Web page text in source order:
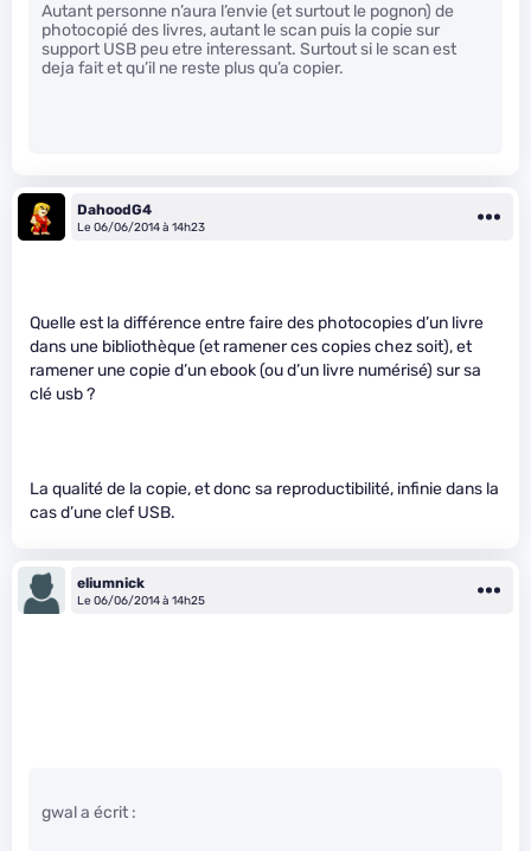
Autant personne n’aura l’envie (et surtout le pognon) de
photocopié des livres, autant le scan puis la copie sur
support USB peu etre interessant. Surtout si le scan est
deja fait et qu’il ne reste plus qu’a copier.
DahoodG4
Le 06/06/2014 à 14h23
Quelle est la différence entre faire des photocopies d’un livre
dans une bibliothèque (et ramener ces copies chez soit), et
ramener une copie d’un ebook (ou d’un livre numérisé) sur sa
clé usb ?
La qualité de la copie, et donc sa reproductibilité, infinie dans la
cas d’une clef USB.
eliumnick
Le 06/06/2014 à 14h25
gwal a écrit :